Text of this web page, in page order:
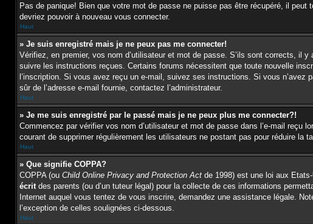
Pas de panique! Bien que votre mot de passe ne puisse pas être récupéré, il
devriez pouvoir à nouveau vous connecter.
Haut
» Je suis enregistré mais je ne peux pas me connecter!
Vérifiez, en premier, vos nom d’utilisateur et mot de passe. S’ils sont corrects, il
suivre les instructions reçues. Certains forums nécessitent que toute nouvelle
l’inscription. Si vous avez reçu un e-mail, suivez ses instructions. Si vous
sûr de l’adresse e-mail fournie, contactez l’administrateur.
Haut
» Je me suis enregistré par le passé mais je ne peux plus me connecter?!
Commencez par vérifier vos nom d’utilisateur et mot de passe dans l’e-mail
courant de supprimer régulièrement les utilisateurs ne postant pas pour réduire
Haut
» Que signifie COPPA?
COPPA (ou Child Online Privacy and Protection Act de 1998) est une loi aux
écritdes parents (ou d’un tuteur légal) pour la collecte de ces informations
Internet auquel vous tentez de vous inscrire, demandez une assistance légale.
l’exception de celles soulignées ci-dessous.
Haut